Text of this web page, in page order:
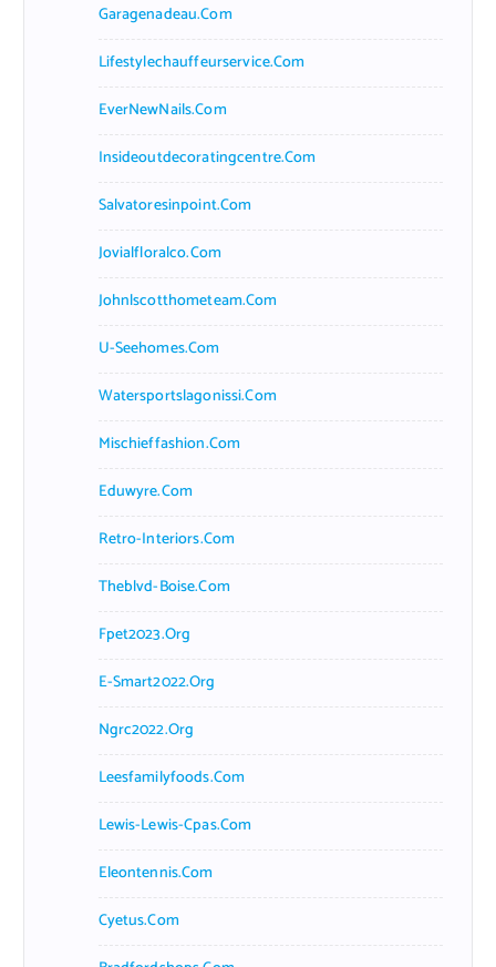
Garagenadeau.com
Lifestylechauffeurservice.com
EverNewNails.com
Insideoutdecoratingcentre.com
Salvatoresinpoint.com
Jovialfloralco.com
Johnlscotthometeam.com
U-Seehomes.com
Watersportslagonissi.com
Mischieffashion.com
Eduwyre.com
Retro-Interiors.com
Theblvd-Boise.com
Fpet2023.org
E-Smart2022.org
Ngrc2022.org
Leesfamilyfoods.com
Lewis-Lewis-Cpas.com
Eleontennis.com
Cyetus.com